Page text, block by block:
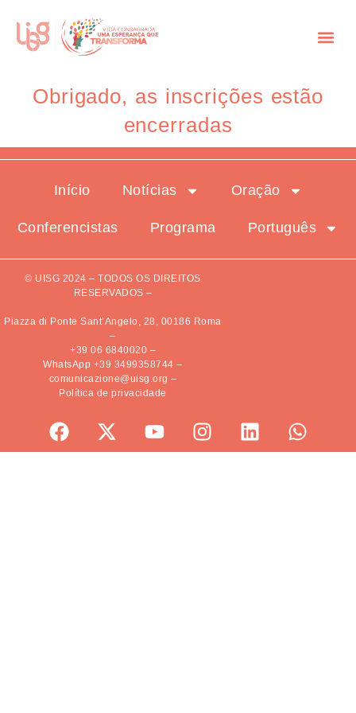
Obrigado, as inscrições estão
encerradas
Início Notícias Oração
Conferencistas Programa Português
© UISG 2024 – TODOS OS DIREITOS
RESERVADOS –
Piazza di Ponte Sant’Angelo, 28, 00186 Roma
–
+39 06 6840020 –
WhatsApp +39 3499358744 –
comunicazione@uisg.org –
Política de privacidade